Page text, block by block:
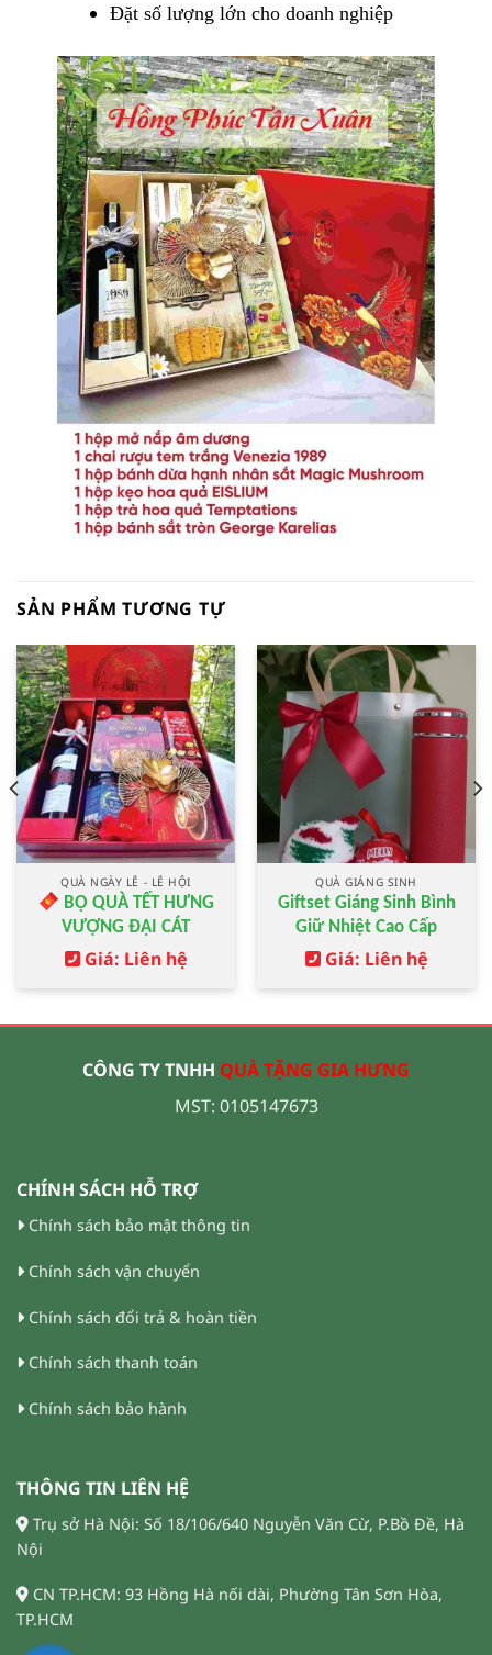
Đặt số lượng lớn cho doanh nghiệp
SẢN PHẨM TƯƠNG TỰ
QUÀ NGÀY LỄ - LỄ HỘI
BỘ QUÀ TẾT HƯNG
VƯỢNG ĐẠI CÁT
Giá: Liên hệ
QUÀ GIÁNG SINH
Giftset Giáng Sinh Bình
Giữ Nhiệt Cao Cấp
Giá: Liên hệ
CÔNG TY TNHH QUÀ TẶNG GIA HƯNG
MST: 0105147673
CHÍNH SÁCH HỖ TRỢ
Chính sách bảo mật thông tin
Chính sách vận chuyển
Chính sách đổi trả & hoàn tiền
Chính sách thanh toán
Chính sách bảo hành
THÔNG TIN LIÊN HỆ
Trụ sở Hà Nội: Số 18/106/640 Nguyễn Văn Cừ, P.Bồ Đề, Hà
Nội
CN TP.HCM: 93 Hồng Hà nối dài, Phường Tân Sơn Hòa,
TP.HCM